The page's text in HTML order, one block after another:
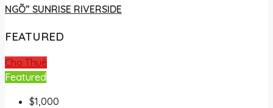
NGÕ” SUNRISE RIVERSIDE
FEATURED
Cho Thuê
Featured
$1,000